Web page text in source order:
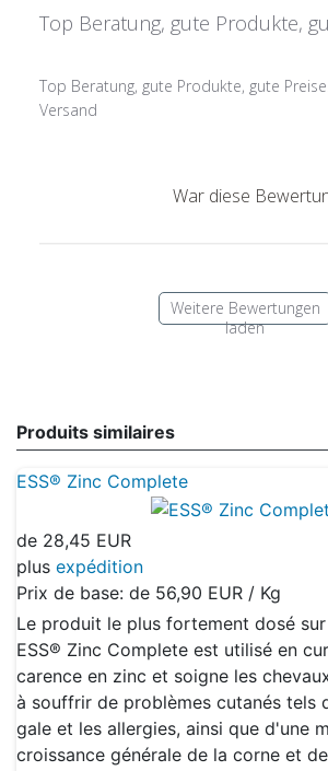
Top Beratung, gute Produkte,
Top Beratung, gute Produkte, gute
Versand
War diese
Weitere Bewertungen
laden
Produits similaires
ESS® Zinc Complete
de 28,45 EUR
plus expédition
Prix de base: de 56,90 EUR / Kg
Le produit le plus fortement dosé
ESS® Zinc Complete est utilisé en
carence en zinc et soigne les
à souffrir de problèmes cutanés tels
gale et les allergies, ainsi que d'une
croissance générale de la corne et